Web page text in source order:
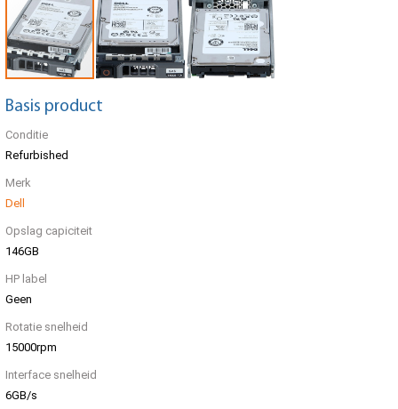
Basis product
Conditie
Refurbished
Merk
Dell
Opslag capiciteit
146GB
HP label
Geen
Rotatie snelheid
15000rpm
Interface snelheid
6GB/s